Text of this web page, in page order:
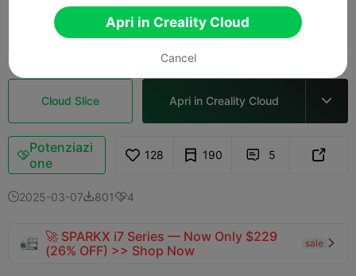
 01h 02m  1 plates
Cloud Slice Apri in Creality Cloud 
Potenziazi
one
128 190  5 
2025-03-078014
🚀 SPARKX i7 Series — Now Only $229
(26% OFF) >> Shop Now
sale 
Apri in Creality Cloud
Cancel